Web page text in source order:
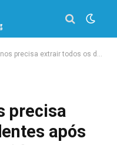
dentes após serem comprometidos por cáries: ‘Não consegue comer’, diz mãe
precisa
após